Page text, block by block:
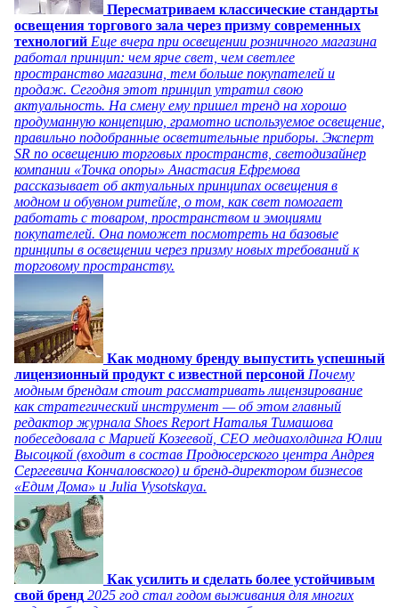
Пересматриваем классические стандарты
освещения торгового зала через призму современных
технологий Еще вчера при освещении розничного магазина
работал принцип: чем ярче свет, чем светлее
пространство магазина, тем больше покупателей и
продаж. Сегодня этот принцип утратил свою
актуальность. На смену ему пришел тренд на хорошо
продуманную концепцию, грамотно используемое освещение,
правильно подобранные осветительные приборы. Эксперт
SR по освещению торговых пространств, светодизайнер
компании «Точка опоры» Анастасия Ефремова
рассказывает об актуальных принципах освещения в
модном и обувном ритейле, о том, как свет помогает
работать с товаром, пространством и эмоциями
покупателей. Она поможет посмотреть на базовые
принципы в освещении через призму новых требований к
торговому пространству.
Как модному бренду выпустить успешный
лицензионный продукт с известной персоной Почему
модным брендам стоит рассматривать лицензирование
как стратегический инструмент — об этом главный
редактор журнала Shoes Report Наталья Тимашова
побеседовала с Марией Козеевой, СЕО медиахолдинга Юлии
Высоцкой (входит в состав Продюсерского центра Андрея
Сергеевича Кончаловского) и бренд-директором бизнесов
«Едим Дома» и Julia Vysotskaya.
Как усилить и сделать более устойчивым
свой бренд 2025 год стал годом выживания для многих